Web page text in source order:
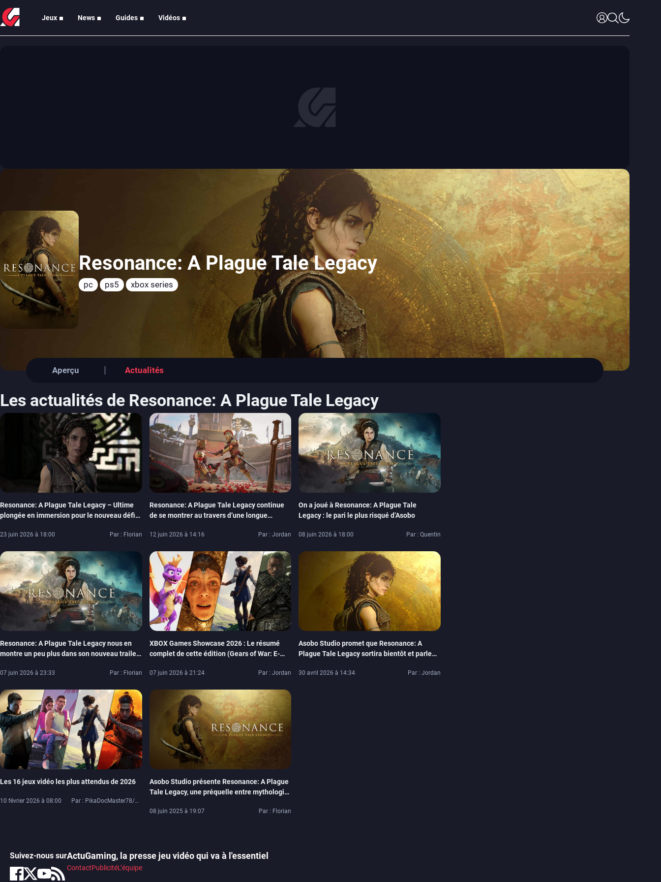
Jeux News Guides Vidéos
Resonance: A Plague Tale Legacy
pc ps5 xbox series
Aperçu Actualités
Les actualités de Resonance: A Plague Tale Legacy
Resonance: A Plague Tale Legacy – Ultime
plongée en immersion pour le nouveau défi
23 juin 2026 à 18:00 Par : Florian
Resonance: A Plague Tale Legacy continue
de se montrer au travers d’une longue
12 juin 2026 à 14:16 Par : Jordan
On a joué à Resonance: A Plague Tale
Legacy : le pari le plus risqué d’Asobo
08 juin 2026 à 18:00 Par : Quentin
Resonance: A Plague Tale Legacy nous en
montre un peu plus dans son nouveau trailer,
Studio
07 juin 2026 à 23:33 Par : Florian
XBOX Games Showcase 2026 : Le résumé
complet de cette édition (Gears of War: E-
07 juin 2026 à 21:24 Par : Jordan
Asobo Studio promet que Resonance: A
Plague Tale Legacy sortira bientôt et parle
30 avril 2026 à 14:34 Par : Jordan
Les 16 jeux vidéo les plus attendus de 2026
10 février 2026 à 08:00 Par : PikaDocMaster78/PikaDoc42
Asobo Studio présente Resonance: A Plague
Tale Legacy, une préquelle entre mythologie
08 juin 2025 à 19:07 Par : Florian
Suivez-nous surActuGaming, la presse jeu vidéo qui va à l'essentiel
ContactPublicitéL’équipe